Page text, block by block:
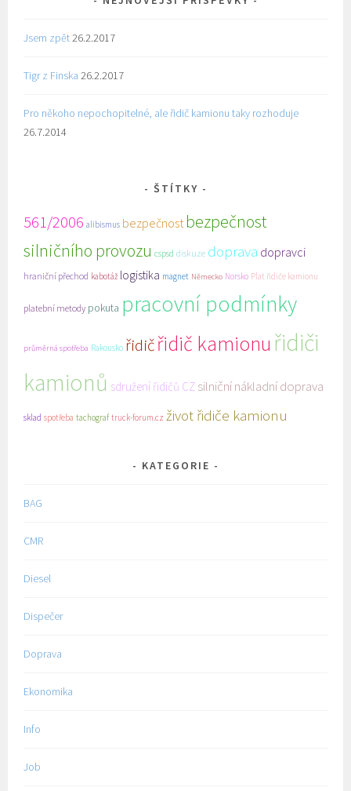
Jsem zpět26.2.2017
Tigr z Finska 26.2.2017
Pro někoho nepochopitelné, ale řidič kamionu taky rozhoduje
26.7.2014
ŠTÍTKY
561/2006 alibismus bezpečnost bezpečnost
silničního provozu cspsd diskuze doprava dopravci
hraniční přechod kabotáž logistika magnet Německo Norsko Plat řidiče kamionu
platební metody pokuta pracovní podmínky
průměrná spotřeba Rakousko řidičřidič kamionu řidiči
kamionů sdružení řidičů CZ silniční nákladní doprava
sklad spotřeba tachograf truck-forum.cz život řidiče kamionu
KATEGORIE
BAG
CMR
Diesel
Dispečer
Doprava
Ekonomika
Info
Job